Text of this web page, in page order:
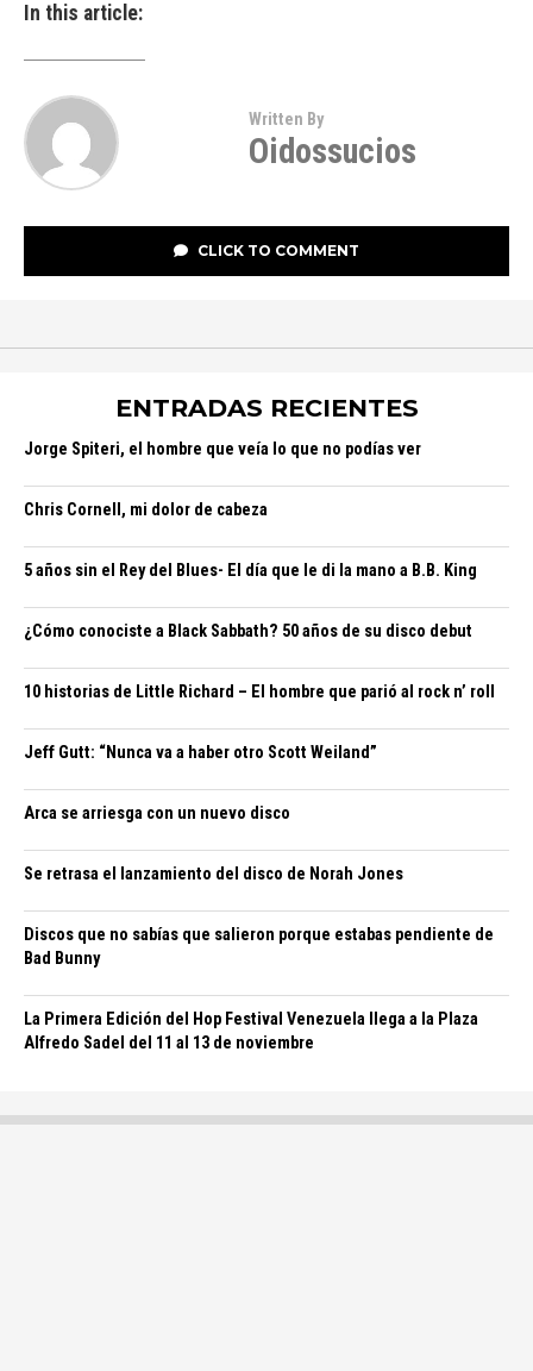
In this article:
Written By
Oidossucios
CLICK TO COMMENT
ENTRADAS RECIENTES
Jorge Spiteri, el hombre que veía lo que no podías ver
Chris Cornell, mi dolor de cabeza
5 años sin el Rey del Blues- El día que le di la mano a B.B. King
¿Cómo conociste a Black Sabbath? 50 años de su disco debut
10 historias de Little Richard – El hombre que parió al rock n’ roll
Jeff Gutt: “Nunca va a haber otro Scott Weiland”
Arca se arriesga con un nuevo disco
Se retrasa el lanzamiento del disco de Norah Jones
Discos que no sabías que salieron porque estabas pendiente de
Bad Bunny
La Primera Edición del Hop Festival Venezuela llega a la Plaza
Alfredo Sadel del 11 al 13 de noviembre